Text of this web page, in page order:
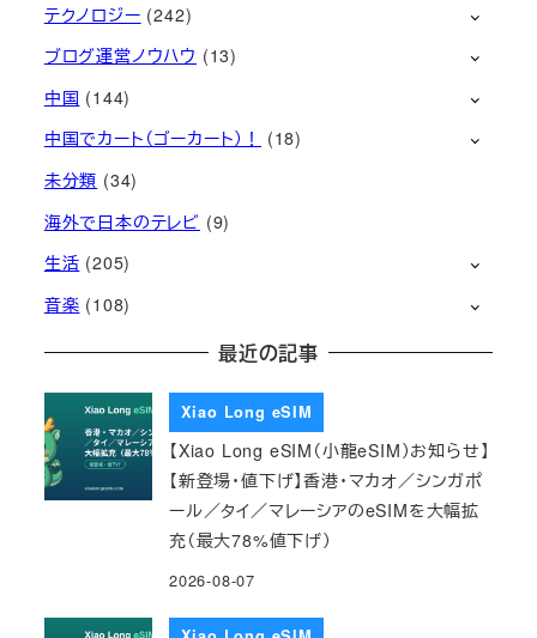
テクノロジー (242)
ブログ運営ノウハウ (13)
中国 (144)
中国でカート（ゴーカート）！
(18)
未分類 (34)
海外で日本のテレビ (9)
生活 (205)
音楽 (108)
最近の記事
Xiao Long eSIM
【Xiao Long eSIM（小龍eSIM）お知らせ】
【新登場・値下げ】香港・マカオ／シンガポ
ール／タイ／マレーシアのeSIMを大幅拡
充（最大78%値下げ）
2026-08-07